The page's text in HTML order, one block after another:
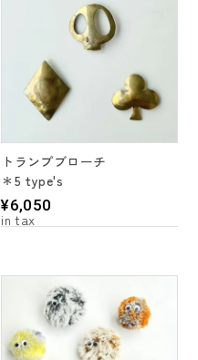
トランプブローチ
＊5 type's
¥6,050